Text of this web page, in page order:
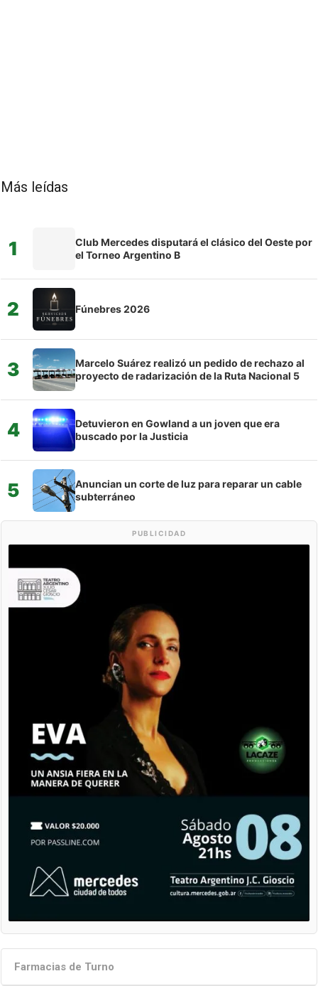
Más leídas
1
Club Mercedes disputará el clásico del Oeste por
el Torneo Argentino B
2 Fúnebres 2026
3
Marcelo Suárez realizó un pedido de rechazo al
proyecto de radarización de la Ruta Nacional 5
4
Detuvieron en Gowland a un joven que era
buscado por la Justicia
5
Anuncian un corte de luz para reparar un cable
subterráneo
PUBLICIDAD
Farmacias de Turno